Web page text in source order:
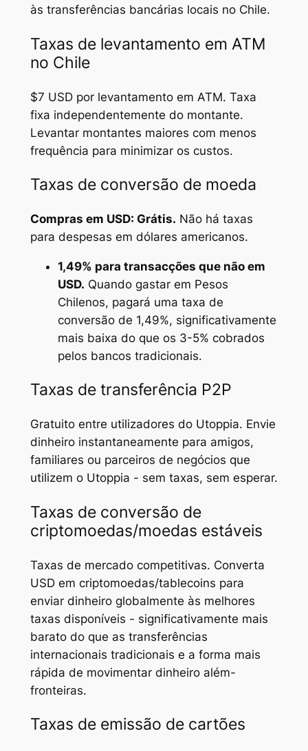
às transferências bancárias locais no Chile.
Taxas de levantamento em ATM
no Chile
$7 USD por levantamento em ATM. Taxa
fixa independentemente do montante.
Levantar montantes maiores com menos
frequência para minimizar os custos.
Taxas de conversão de moeda
Compras em USD: Grátis. Não há taxas
para despesas em dólares americanos.
1,49% para transacções que não em
USD. Quando gastar em Pesos
Chilenos, pagará uma taxa de
conversão de 1,49%, significativamente
mais baixa do que os 3-5% cobrados
pelos bancos tradicionais.
Taxas de transferência P2P
Gratuito entre utilizadores do Utoppia. Envie
dinheiro instantaneamente para amigos,
familiares ou parceiros de negócios que
utilizem o Utoppia - sem taxas, sem esperar.
Taxas de conversão de
criptomoedas/moedas estáveis
Taxas de mercado competitivas. Converta
USD em criptomoedas/tablecoins para
enviar dinheiro globalmente às melhores
taxas disponíveis - significativamente mais
barato do que as transferências
internacionais tradicionais e a forma mais
rápida de movimentar dinheiro além-
fronteiras.
Taxas de emissão de cartões